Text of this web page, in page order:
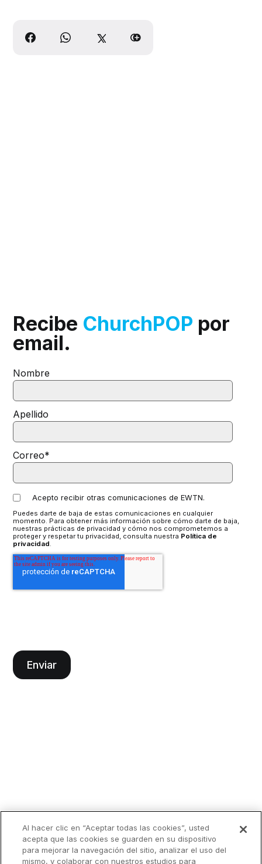
Recibe ChurchPOP por
email.
Nombre
Apellido
Correo*
Acepto recibir otras comunicaciones de EWTN.
Puedes darte de baja de estas comunicaciones en cualquier
momento. Para obtener más información sobre cómo darte de baja,
nuestras prácticas de privacidad y cómo nos comprometemos a
proteger y respetar tu privacidad, consulta nuestra Política de
privacidad.
Al hacer clic en “Aceptar todas las cookies”, usted
acepta que las cookies se guarden en su dispositivo
para mejorar la navegación del sitio, analizar el uso del
mismo, y colaborar con nuestros estudios para